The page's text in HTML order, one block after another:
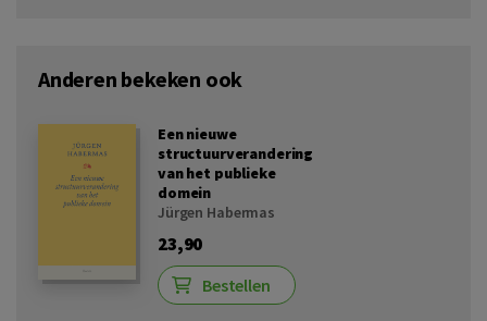
Anderen bekeken ook
Een nieuwe
structuurverandering
van het publieke
domein
Jürgen Habermas
23,90
Bestellen